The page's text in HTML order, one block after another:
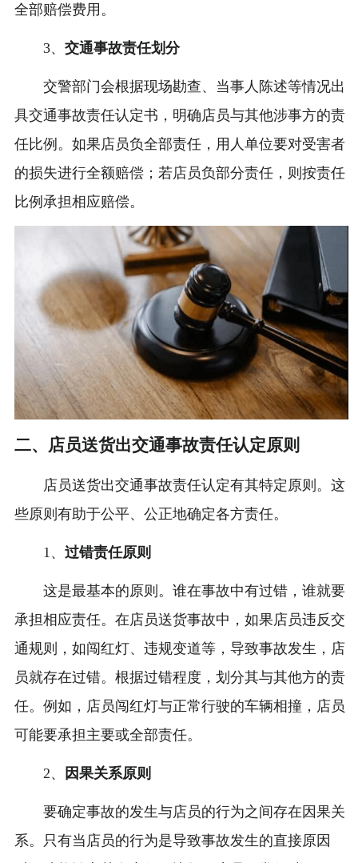
全部赔偿费用。
3、 交通事故责任划分
交警部门会根据现场勘查、当事人陈述等情况出
具交通事故责任认定书，明确店员与其他涉事方的责
任比例。如果店员负全部责任，用人单位要对受害者
的损失进行全额赔偿；若店员负部分责任，则按责任
比例承担相应赔偿。
二、店员送货出交通事故责任认定原则
店员送货出交通事故责任认定有其特定原则。这
些原则有助于公平、公正地确定各方责任。
1、 过错责任原则
这是最基本的原则。谁在事故中有过错，谁就要
承担相应责任。在店员送货事故中，如果店员违反交
通规则，如闯红灯、违规变道等，导致事故发生，店
员就存在过错。根据过错程度，划分其与其他方的责
任。例如，店员闯红灯与正常行驶的车辆相撞，店员
可能要承担主要或全部责任。
2、 因果关系原则
要确定事故的发生与店员的行为之间存在因果关
系。只有当店员的行为是导致事故发生的直接原因